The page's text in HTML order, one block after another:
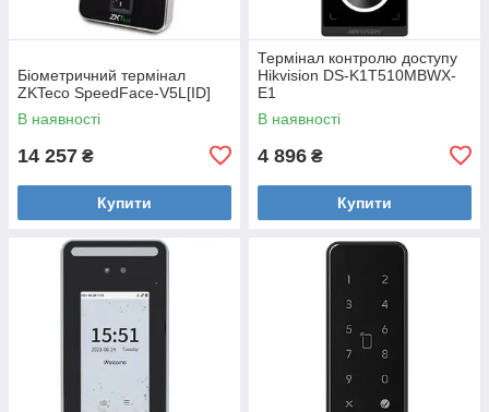
Біометричний термінал
ZKTeco SpeedFace-V5L[ID]
В наявності
14 257 ₴
Купити
Термінал контролю доступу
Hikvision DS-K1T510MBWX-
E1
В наявності
4 896 ₴
Купити